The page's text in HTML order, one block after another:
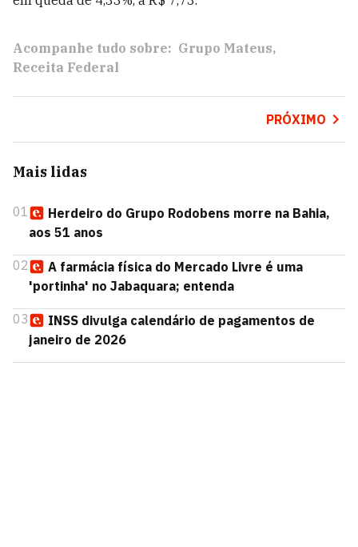
Acompanhe tudo sobre: Grupo Mateus
Receita Federal
PRÓXIMO
Mais lidas
01
Herdeiro do Grupo Rodobens morre na Bahia,
aos 51 anos
02
A farmácia física do Mercado Livre é uma
'portinha' no Jabaquara; entenda
03
INSS divulga calendário de pagamentos de
janeiro de 2026